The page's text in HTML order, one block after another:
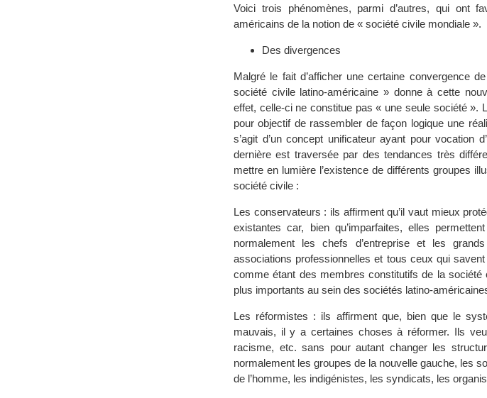
Voici trois phénomènes, parmi d’autres, qui ont
américains de la notion de « société civile mondiale ».
Des divergences
Malgré le fait d’afficher une certaine convergence
société civile latino-américaine » donne à cette
effet, celle-ci ne constitue pas « une seule société ».
pour objectif de rassembler de façon logique une
s’agit d’un concept unificateur ayant pour vocation
dernière est traversée par des tendances très
mettre en lumière l’existence de différents groupes
société civile :
Les conservateurs : ils affirment qu’il vaut mieux
existantes car, bien qu’imparfaites, elles
normalement les chefs d’entreprise et les
associations professionnelles et tous ceux qui
comme étant des membres constitutifs de la société
plus importants au sein des sociétés latino-
Les réformistes : ils affirment que, bien que le
mauvais, il y a certaines choses à réformer. Ils
racisme, etc. sans pour autant changer les
normalement les groupes de la nouvelle gauche, les
de l’homme, les indigénistes, les syndicats, les